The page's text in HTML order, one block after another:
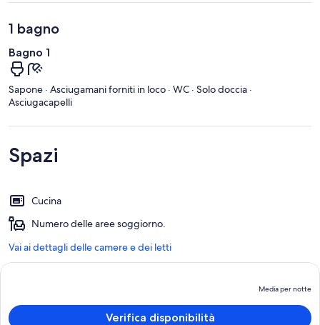
1 bagno
Bagno 1
Sapone · Asciugamani forniti in loco · WC · Solo doccia ·
Asciugacapelli
Spazi
Cucina
Numero delle aree soggiorno.
Vai ai dettagli delle camere e dei letti
Il
è
Media per notte
Verifica disponibilità